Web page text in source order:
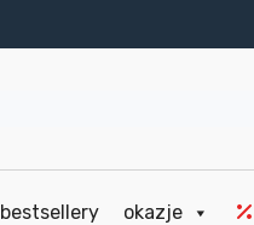
bestsellery okazje